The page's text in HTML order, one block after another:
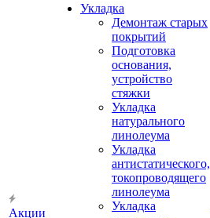
Акции
Укладка
Демонтаж старых
покрытий
Подготовка
основания,
устройство
стяжки
Укладка
натурального
линолеума
Укладка
антистатического,
токопроводящего
линолеума
Укладка